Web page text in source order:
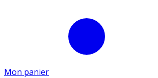
Mon panier